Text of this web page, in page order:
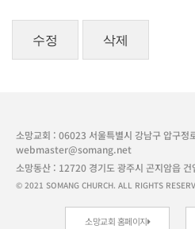
수정 삭제
소망교회 : 06023 서울특별시 강남구 압구
webmaster@somang.net
소망동산 : 12720 경기도 광주시 곤지암읍
© 2021 SOMANG CHURCH. ALL RIGHTS
소망교회 홈페이지